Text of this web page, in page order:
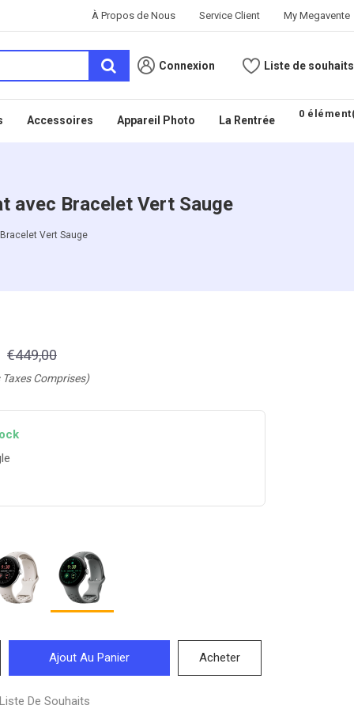
À Propos de Nous Service Client My Megavente
Connexion Liste de souhaits
Accessoires Appareil Photo La Rentrée
0
Vert Sauge
avec Bracelet Vert Sauge
€449,00
Ajout Au Panier Acheter
De Souhaits
Comprises)